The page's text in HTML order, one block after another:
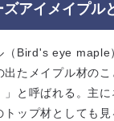
ズアイメイプル
（Bird's eye maple
出たメイプル材の
」と呼ばれる。主
ップ材としても見